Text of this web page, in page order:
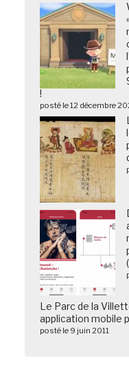
!
posté le 12 décembre
Le Parc de la
application mobile
posté le 9 juin 2011